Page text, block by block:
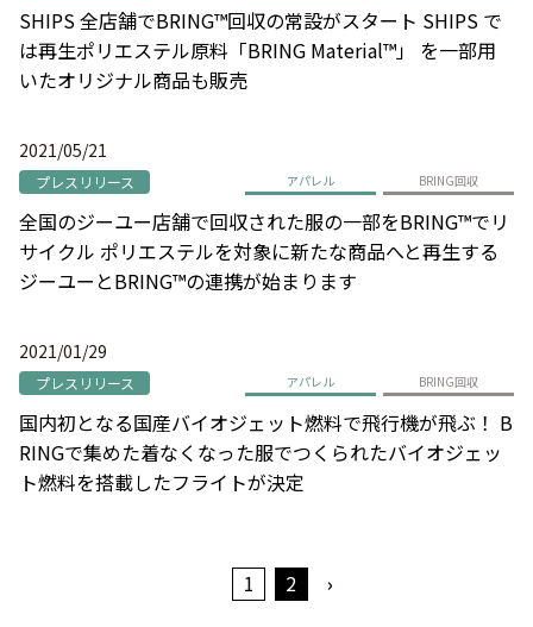
SHIPS 全店舗でBRING™回収の常設がスタート SHIPS で
は再生ポリエステル原料「BRING Material™」 を一部用
いたオリジナル商品も販売
2021/05/21
プレスリリース アパレル BRING回収
全国のジーユー店舗で回収された服の一部をBRING™でリ
サイクル ポリエステルを対象に新たな商品へと再生する
ジーユーとBRING™の連携が始まります
2021/01/29
プレスリリース アパレル BRING回収
国内初となる国産バイオジェット燃料で飛行機が飛ぶ！ B
RINGで集めた着なくなった服でつくられたバイオジェッ
ト燃料を搭載したフライトが決定
1 2 ›